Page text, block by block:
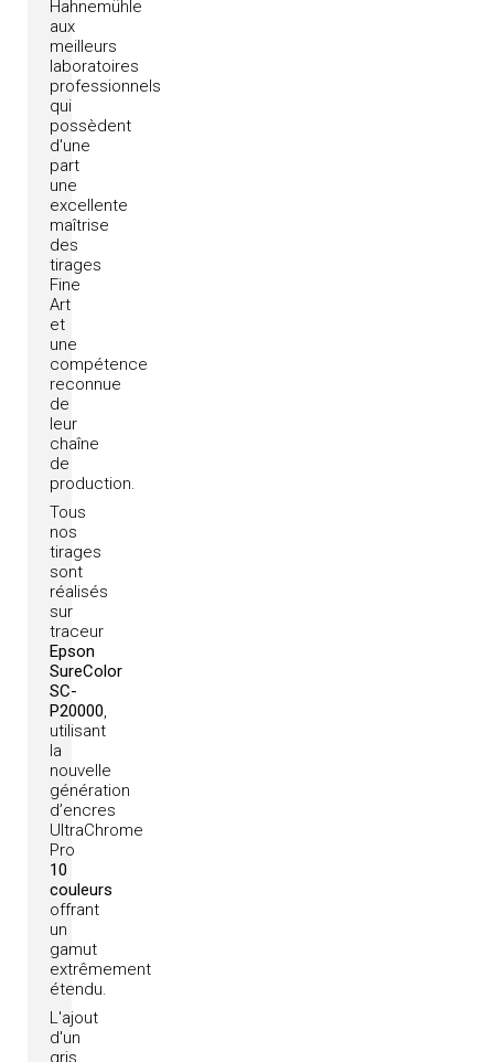
Hahnemühle
aux
meilleurs
laboratoires
professionnels
qui
possèdent
d'une
part
une
excellente
maîtrise
des
tirages
Fine
Art
et
une
compétence
reconnue
de
leur
chaîne
de
production.
Tous
nos
tirages
sont
réalisés
sur
traceur
Epson
SureColor
SC-
P20000,
utilisant
la
nouvelle
génération
d’encres
UltraChrome
Pro
10
couleurs
offrant
un
gamut
extrêmement
étendu.
L'ajout
d'un
gris